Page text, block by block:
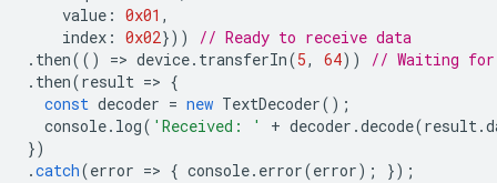
value : 0x01 ,
index : 0x02}))
// Ready to receive data
. then(() => device. transferIn(5, 64))
// Waiting for
. then(result => {
const decoder = new TextDecoder();
console. log( 'Received: ' + decoder .decode(result.
})
.catch(error => { console. error(error); });